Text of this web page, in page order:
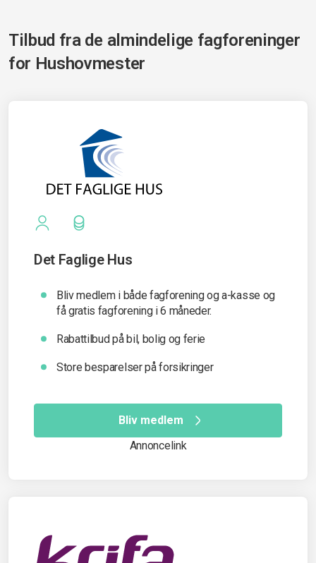
Tilbud fra de almindelige fagforeninger
for Hushovmester
Det Faglige Hus
Bliv medlem i både fagforening og a-kasse og
få gratis fagforening i 6 måneder.
Rabattilbud på bil, bolig og ferie
Store besparelser på forsikringer
Bliv medlem
Annoncelink